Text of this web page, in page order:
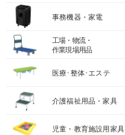
事務機器・家電
工場・物流・
作業現場用品
医療･整体･エステ
介護福祉用品・家具
児童・教育施設用家具